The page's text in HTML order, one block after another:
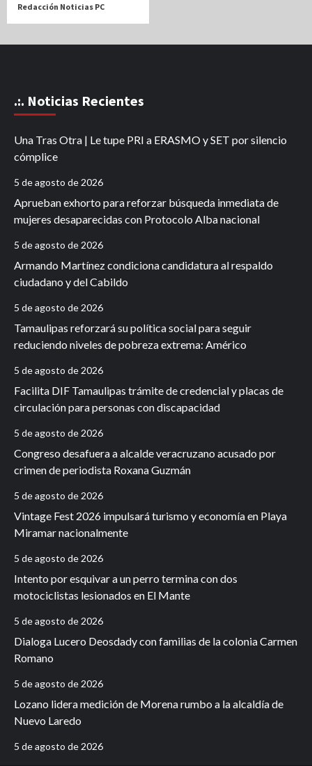
Redacción Noticias PC
.:. Noticias Recientes
Una Tras Otra | Le tupe PRI a ERASMO y SET por silencio
cómplice
5 de agosto de 2026
Aprueban exhorto para reforzar búsqueda inmediata de
mujeres desaparecidas con Protocolo Alba nacional
5 de agosto de 2026
Armando Martínez condiciona candidatura al respaldo
ciudadano y del Cabildo
5 de agosto de 2026
Tamaulipas reforzará su política social para seguir
reduciendo niveles de pobreza extrema: Américo
5 de agosto de 2026
Facilita DIF Tamaulipas trámite de credencial y placas de
circulación para personas con discapacidad
5 de agosto de 2026
Congreso desafuera a alcalde veracruzano acusado por
crimen de periodista Roxana Guzmán
5 de agosto de 2026
Vintage Fest 2026 impulsará turismo y economía en Playa
Miramar nacionalmente
5 de agosto de 2026
Intento por esquivar a un perro termina con dos
motociclistas lesionados en El Mante
5 de agosto de 2026
Dialoga Lucero Deosdady con familias de la colonia Carmen
Romano
5 de agosto de 2026
Lozano lidera medición de Morena rumbo a la alcaldía de
Nuevo Laredo
5 de agosto de 2026